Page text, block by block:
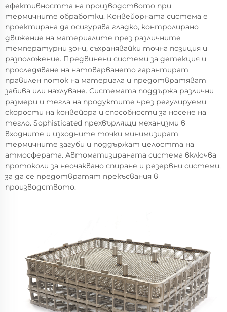
ефективността на производството при
термичните обработки. Конвейорната система е
проектирана да осигурява гладко, контролирано
движение на материалите през различните
температурни зони, съхранявайки точна позиция и
разположение. Предвинени системи за детекция и
проследяване на натоварването гарантират
правилен поток на материала и предотвратяват
забива или нахлуване. Системата поддържа различни
размери и тегла на продуктите чрез регулируеми
скорости на конвейора и способности за носене на
тегло. Sophisticated прехвърлящи механизми в
входните и изходните точки минимизират
термичните загуби и поддържат целостта на
атмосферата. Автоматизираната система включва
протоколи за неочаквано спиране и резервни системи,
за да се предотвратят прекъсвания в
производството.